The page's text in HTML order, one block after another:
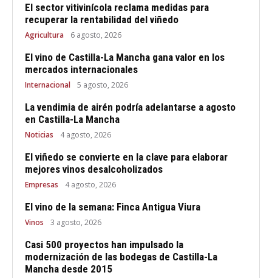
El sector vitivinícola reclama medidas para
recuperar la rentabilidad del viñedo
Agricultura 6 agosto, 2026
El vino de Castilla-La Mancha gana valor en los
mercados internacionales
Internacional 5 agosto, 2026
La vendimia de airén podría adelantarse a agosto
en Castilla-La Mancha
Noticias 4 agosto, 2026
El viñedo se convierte en la clave para elaborar
mejores vinos desalcoholizados
Empresas 4 agosto, 2026
El vino de la semana: Finca Antigua Viura
Vinos 3 agosto, 2026
Casi 500 proyectos han impulsado la
modernización de las bodegas de Castilla-La
Mancha desde 2015